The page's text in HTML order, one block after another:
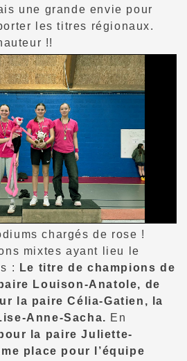
une grande envie pour
les titres régionaux.
!!
chargés de rose !
mixtes ayant lieu le
:
Le titre de champions de
Louison-Anatole, de
la paire Célia-Gatien, la
Anne-Sacha. En
la paire Juliette-
place pour l’équipe